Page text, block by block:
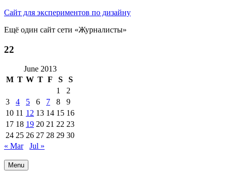
Сайт для экспериментов по дизайну
Ещё один сайт сети «Журналисты»
22
June 2013
M T W T F S
S
1
2
3
4 5 6 7 8
9
10 11 12 13 14 15 16
17 18 19 20 21 22 23
24 25 26 27 28 29 30
« Mar
Jul »
Menu